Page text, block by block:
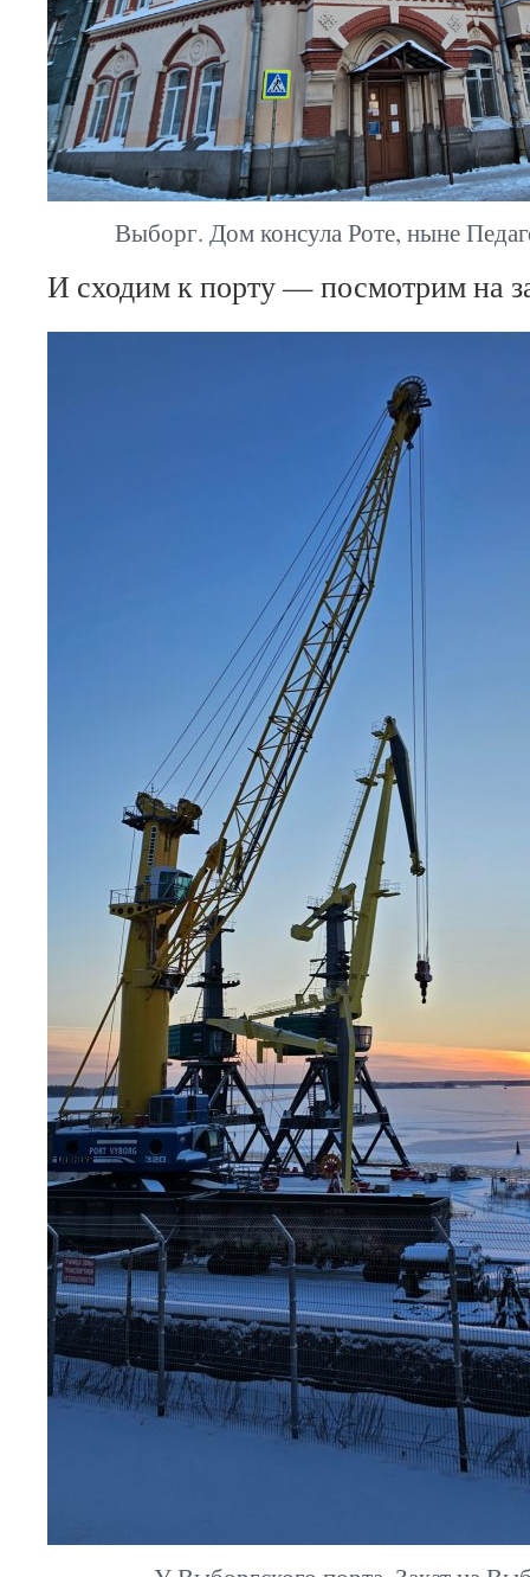
Выборг. Дом консула Роте, ныне
И сходим к порту — посмотрим на